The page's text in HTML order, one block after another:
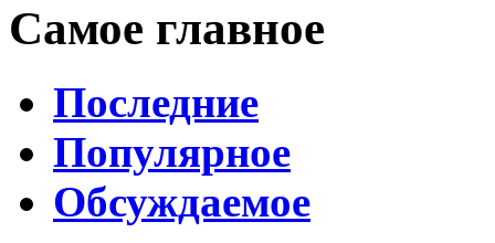
Самое главное
Последние
Популярное
Обсуждаемое